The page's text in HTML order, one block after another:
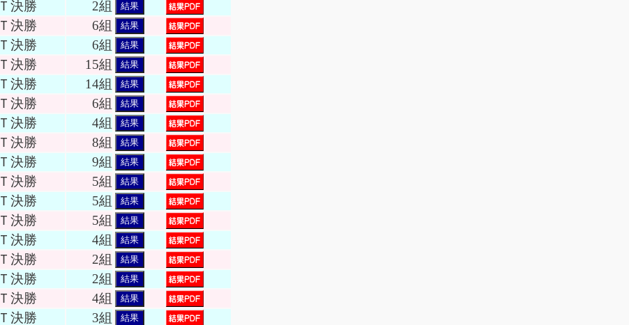
Ｔ決勝 2組 結果
Ｔ決勝 6組 結果
Ｔ決勝 6組 結果
Ｔ決勝 15組 結果
Ｔ決勝 14組 結果
Ｔ決勝 6組 結果
Ｔ決勝 4組 結果
Ｔ決勝 8組 結果
Ｔ決勝 9組 結果
Ｔ決勝 5組 結果
Ｔ決勝 5組 結果
Ｔ決勝 5組 結果
Ｔ決勝 4組 結果
Ｔ決勝 2組 結果
Ｔ決勝 2組 結果
Ｔ決勝 4組 結果
Ｔ決勝 3組 結果